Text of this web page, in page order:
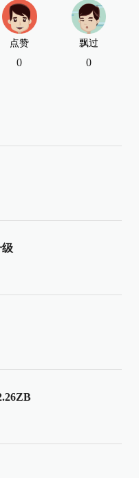
点赞
0
飘过
0
级